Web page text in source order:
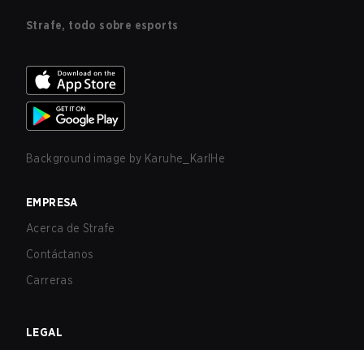
Strafe, todo sobre esports
Background image by Karuhe_KarlHe
EMPRESA
Acerca de Strafe
Contáctanos
Carreras
LEGAL